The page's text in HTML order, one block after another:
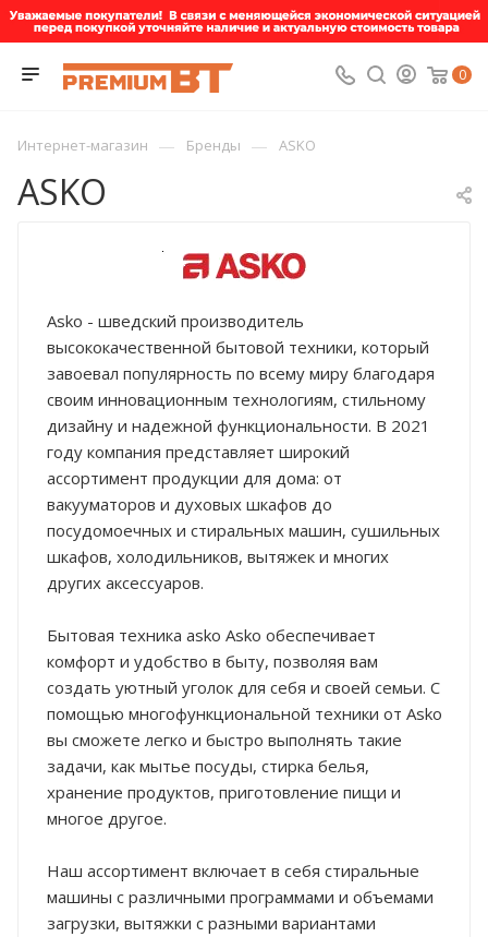
0
Интернет-магазин — Бренды — ASKO
ASKO
Asko - шведский производитель
высококачественной бытовой техники, который
завоевал популярность по всему миру благодаря
своим инновационным технологиям, стильному
дизайну и надежной функциональности. В 2021
году компания представляет широкий
ассортимент продукции для дома: от
вакууматоров и духовых шкафов до
посудомоечных и стиральных машин, сушильных
шкафов, холодильников, вытяжек и многих
других аксессуаров.
Бытовая техника asko Asko обеспечивает
комфорт и удобство в быту, позволяя вам
создать уютный уголок для себя и своей семьи. С
помощью многофункциональной техники от Asko
вы сможете легко и быстро выполнять такие
задачи, как мытье посуды, стирка белья,
хранение продуктов, приготовление пищи и
многое другое.
Наш ассортимент включает в себя стиральные
машины с различными программами и объемами
загрузки, вытяжки с разными вариантами